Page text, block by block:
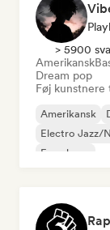
> 5900
Amerikansk
Dream pop
Føj kunstnere
Amerikansk
Electro Jazz/
Fransk rap